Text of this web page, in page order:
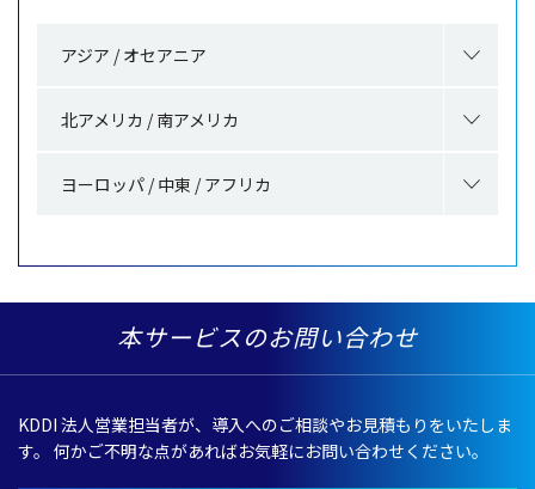
アジア / オセアニア
北アメリカ / 南アメリカ
ヨーロッパ / 中東 / アフリカ
本サービスのお問い合わせ
KDDI 法人営業担当者が、 導入へのご相談やお見積もりをいたしま
す。 何かご不明な点があればお気軽にお問い合わせください。